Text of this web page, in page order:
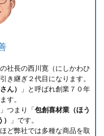
社長の西川寛（にしかわひ
き継ぎ２代目になります。
ん）
」と呼ばれ創業７０年
す。
つまり「包創喜材業（ほう
」です。
ど弊社では多種な商品を取